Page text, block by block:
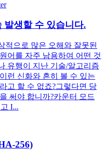
발생할 수 있습니다.
적으로 많은 오해와 잘못된
어를 자주 남용하여 어떤 것
유행이 지난 기술/알고리즘
런 신화와 흔히 볼 수 있는
고 할 수 없죠?그렇다면 당
써야 합니까?카운터 모드
I...
256)